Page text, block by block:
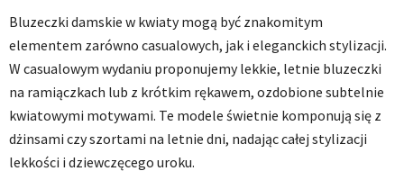
Bluzeczki damskie w kwiaty mogą być znakomitym
elementem zarówno casualowych, jak i eleganckich stylizacji.
W casualowym wydaniu proponujemy lekkie, letnie bluzeczki
na ramiączkach lub z krótkim rękawem, ozdobione subtelnie
kwiatowymi motywami. Te modele świetnie komponują się z
dżinsami czy szortami na letnie dni, nadając całej stylizacji
lekkości i dziewczęcego uroku.